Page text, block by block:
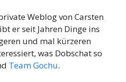
Weblog von Carsten
er seit Jahren Dinge ins
und mal kürzeren
was Dobschat so
Team Gochu.